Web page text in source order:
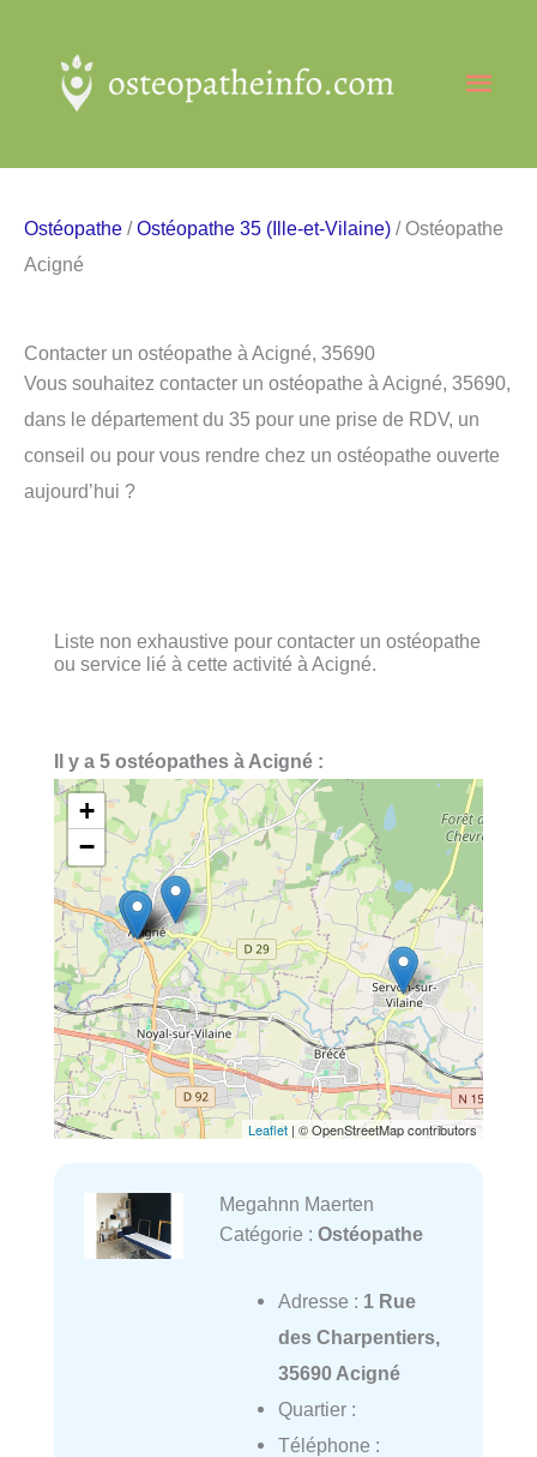
contenu
Ostéopathe /Ostéopathe 35 (Ille-et-Vilaine) / Ostéopathe
Acigné
Contacter un ostéopathe à Acigné, 35690
Vous souhaitez contacter un ostéopathe à Acigné, 35690,
dans le département du 35 pour une prise de RDV, un
conseil ou pour vous rendre chez un ostéopathe ouverte
aujourd’hui ?
Liste non exhaustive pour contacter un ostéopathe
ou service lié à cette activité à Acigné.
Il y a 5 ostéopathes à Acigné :
+
−
Leaflet | © OpenStreetMap contributors
Megahnn Maerten
Catégorie : Ostéopathe
Adresse : 1 Rue
des Charpentiers,
35690 Acigné
Quartier :
Téléphone :